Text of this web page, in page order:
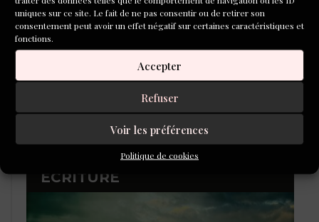
uniques sur ce site. Le fait de ne pas consentir ou de retirer son
consentement peut avoir un effet négatif sur certaines caractéristiques et
fonctions.
Accepter
Refuser
Voir les préférences
Politique de cookies
L'ÉCOLE DU ROMAN D'ALEPH-
ÉCRITURE